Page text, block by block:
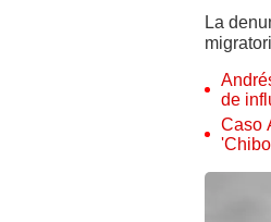
La
de
Caso